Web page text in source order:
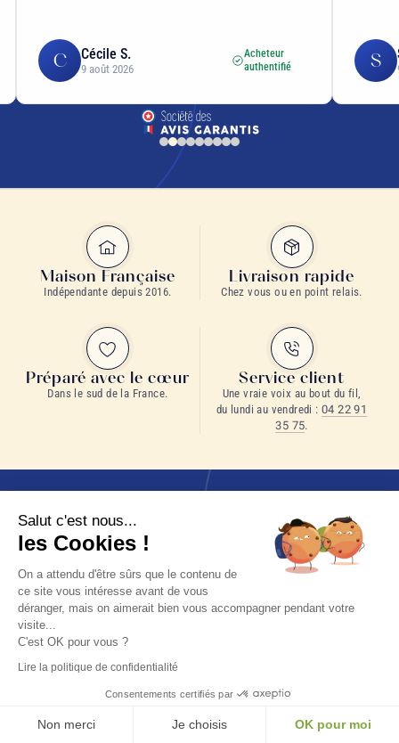
C Cécile S.
9 août 2026
Acheteur
authentifié
S
Maison Française
Indépendante depuis 2016.
Livraison rapide
Chez vous ou en point relais.
Préparé avec le cœur
Dans le sud de la France.
Service client
Une vraie voix au bout du fil,
du lundi au vendredi :04 22 91
35 75.
LETTRE DE LA MAISON
Ne perdez pas
une goutte.
Partager, transmettre : nos thés, nos conseils, nos envies
parfois insolites et des attentions rien que pour vous… du plaisir
à infuser.
Salut c'est nous...
les Cookies !
On a attendu d'être sûrs que le contenu de
ce site vous intéresse avant de vous
déranger, mais on aimerait bien vous accompagner pendant votre
visite...
C'est OK pour vous ?
Lire la politique de confidentialité
Consentements certifiés par
Non merci Je choisis OK pour moi